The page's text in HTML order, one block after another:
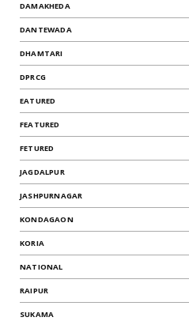
DAMAKHEDA
DANTEWADA
DHAMTARI
DPRCG
EATURED
FEATURED
FETURED
JAGDALPUR
JASHPURNAGAR
KONDAGAON
KORIA
NATIONAL
RAIPUR
SUKAMA